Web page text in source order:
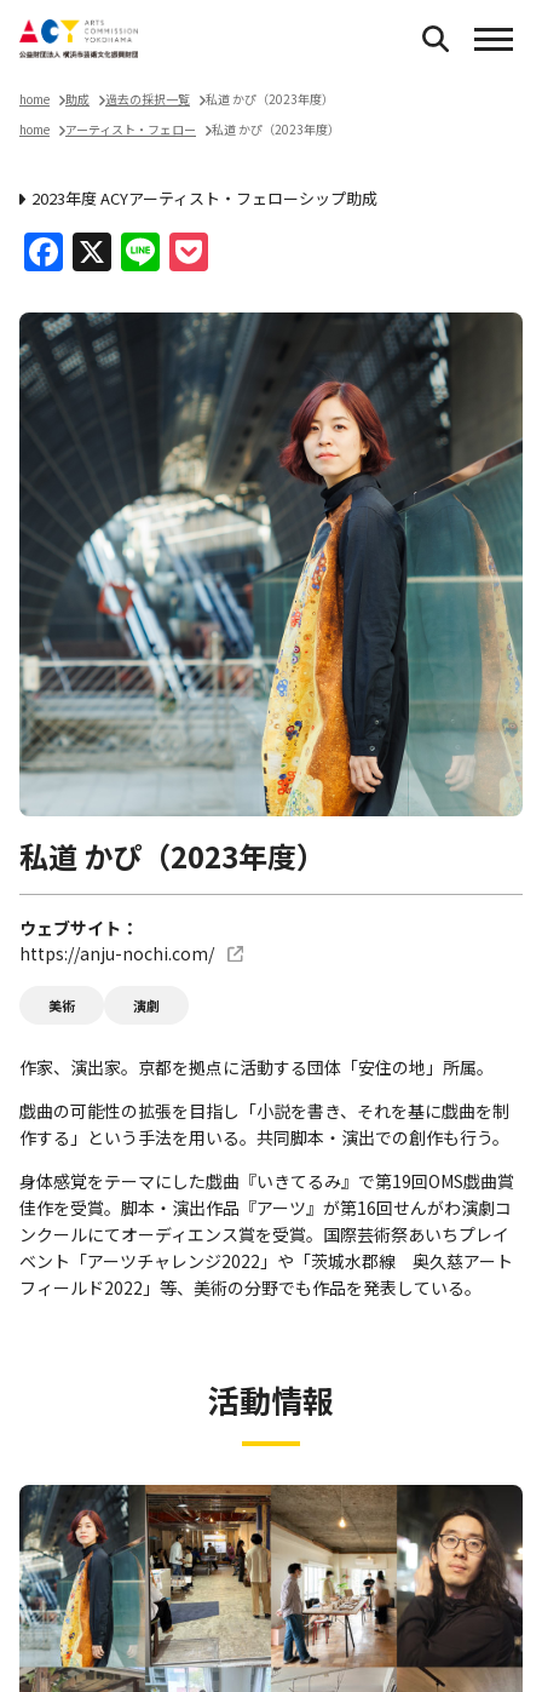
home 助成 過去の採択一覧
私道 かぴ（2023年度）
home
アーティスト・フェロー 私道 かぴ（2023年度）
2023年度 ACYアーティスト・フェローシップ助成
Facebook
X Line
私道 かぴ（2023年度）
ウェブサイト
https://anju-nochi.com/
美術 演劇
作家、演出家。京都を拠点に活動する団体「安住の地」所属。
戯曲の可能性の拡張を目指し「小説を書き、それを基に戯曲を制
作する」という手法を用いる。共同脚本・演出での創作も行う。
身体感覚をテーマにした戯曲『いきてるみ』で第19回OMS戯曲賞
佳作を受賞。脚本・演出作品『アーツ』が第16回せんがわ演劇コ
ンクールにてオーディエンス賞を受賞。国際芸術祭あいちプレイ
ベント「アーツチャレンジ2022」や「茨城水郡線 奥久慈アート
フィールド2022」等、美術の分野でも作品を発表している。
活動情報